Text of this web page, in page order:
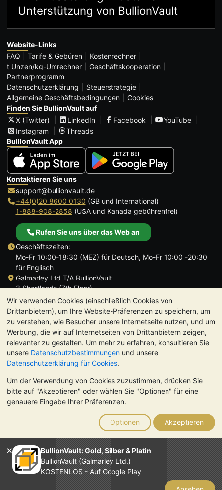
Wir verwenden Cookies (einschließlich Cookies von
Drittanbietern), um Ihre Website-Präferenzen zu speichern, um
zu verstehen, wie Besucher unsere Internetseite nutzen, und um
Werbung, die wir auf Internetseiten von Drittanbietern zeigen,
relevanter zu gestalten. Um mehr zu erfahren, konsultieren Sie
unsere Datenschutzbestimmungen und unsere
Datenschutzerklärung für Cookies.
Um der Verwendung von Cookies zuzustimmen, drücken Sie
bitte auf "Akzeptieren" oder wählen Sie "Optionen" für eine
genauere Eingabe Ihrer Präferenzen.
Optionen Akzeptieren
BullionVault: Gold, Silber & Platin
BullionVault (Galmarley Ltd.)
KOSTENLOS - Auf Google Play
Unterstützung von BullionVault
Website-Links
FAQ
Tarife & Gebüren
Kostenrechner
t Unzen/kg-Umrechner
Geschäftskooperation
Partnerprogramm
Datenschutzerklärung
Steuerstrategie
Allgemeine Geschäftsbedingungen
Cookies
Finden Sie BullionVault auf
X (Twitter)
LinkedIn Facebook
YouTube
Instagram
Threads
BullionVault App
Kontaktieren Sie uns
support@bullionvault.de
+44(0)20 8600 0130 (GB und International)
1-888-908-2858 (USA und Kanada gebührenfrei)
Rufen Sie uns über das Web an
Geschäftszeiten:
Mo-Fr 10:00-18:30 (MEZ) für Deutsch, Mo-Fr 10:00 -20:30
für Englisch
Galmarley Ltd T/A BullionVault
3 Shortlands (7th Floor)
Hammersmith
London
W6 8DA
Großbritannien
TrustScore 4.8 | 725 Bewertungen
BITTE BEACHTEN SIE: Der Wert von Edelmetallen kann sowohl
steigen als auch fallen. Historische Trends sind keine Garantie
für zukünftige Preisentwicklungen. Nichts auf den Webseiten
von BullionVault oder in der Kommunikation stellt eine
Anlageberatung dar. Sie sollten sich von einem Fachmann
beraten lassen, um zu sehen, ob der Besitz von Edelmetallen
das Richtige für Sie ist.
Galmarley Ltd. (Handelsname BullionVault) ist registriert in
England und Wales unter der Steuernummer 4943684
BullionVault Ltd © 2026